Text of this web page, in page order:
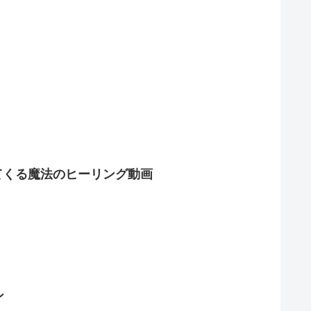
る魔法のヒーリング動画